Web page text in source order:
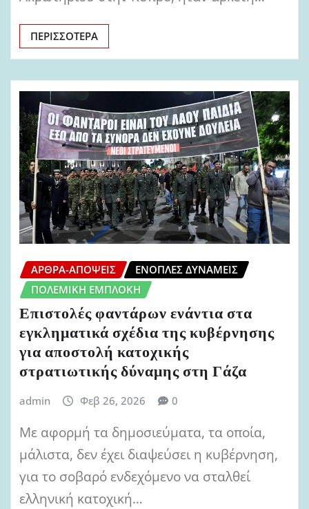
ΠΕΡΙΣΣΌΤΕΡΑ
ΆΡΘΡΑ-ΑΠΌΨΕΙΣ
ΈΝΟΠΛΕΣ ΔΥΝΆΜΕΙΣ
ΠΟΛΕΜΙΚΉ ΕΜΠΛΟΚΉ
Επιστολές φαντάρων ενάντια στα
εγκληματικά σχέδια της κυβέρνησης
για αποστολή κατοχικής
στρατιωτικής δύναμης στη Γάζα
admin Φεβ 26, 2026 0
Με αφορμή τα δημοσιεύματα, τα οποία,
μάλιστα, δεν έχει διαψεύσει η κυβέρνηση,
για το σοβαρό ενδεχόμενο να σταλθεί
ελληνική κατοχική…